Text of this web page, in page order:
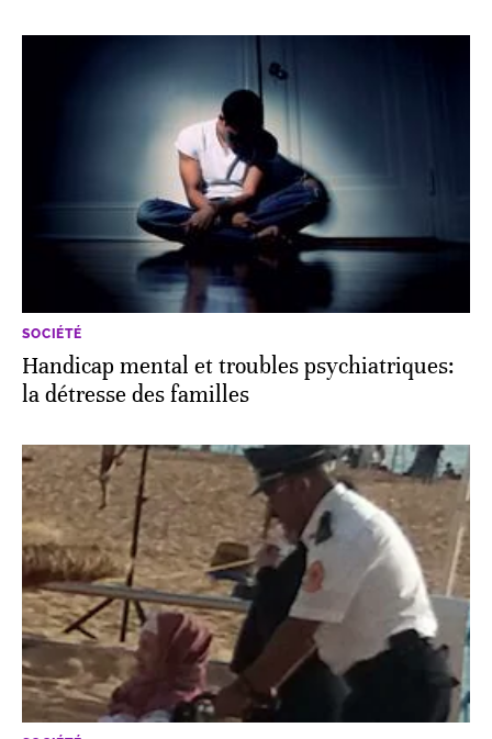
SOCIÉTÉ
Handicap mental et troubles psychiatriques:
la détresse des familles